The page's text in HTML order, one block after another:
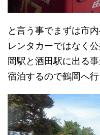
と言う事でまずは市
レンタカーではなく
岡駅と酒田駅に出る
宿泊するので鶴岡へ